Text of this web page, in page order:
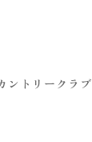
ントリークラブ